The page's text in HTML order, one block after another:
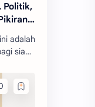
Politik,
adalah
siapa